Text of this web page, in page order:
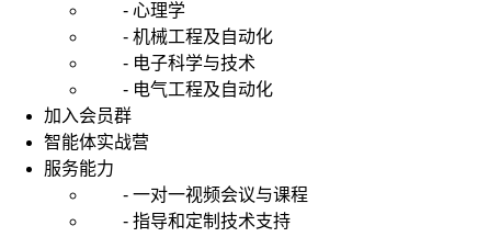
- 心理学
- 机械工程及自动化
- 电子科学与技术
- 电气工程及自动化
加入会员群
智能体实战营
服务能力
- 一对一视频会议与课程
- 指导和定制技术支持